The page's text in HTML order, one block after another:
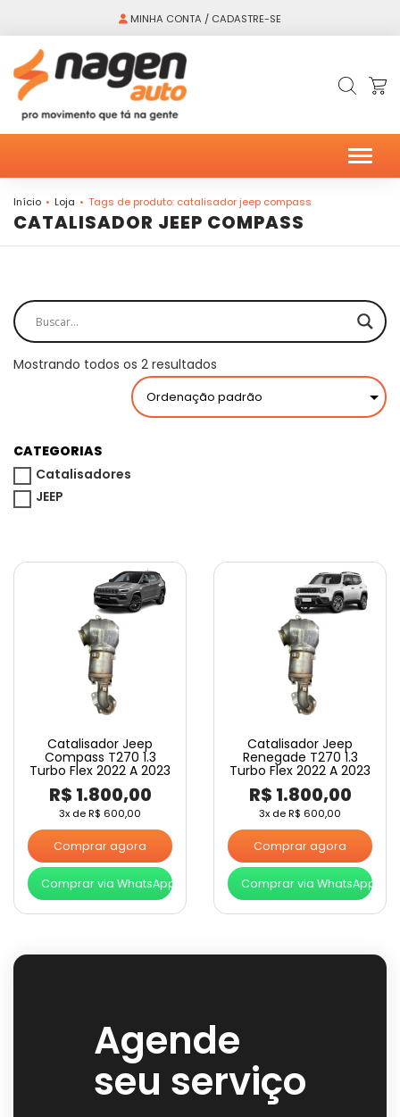
MINHA CONTA / CADASTRE-SE
Início Loja Tags de produto: catalisador jeep compass
CATALISADOR JEEP COMPASS
Mostrando todos os 2 resultados
CATEGORIAS
Catalisadores
JEEP
Catalisador Jeep
Compass T270 1.3
Turbo Flex 2022 A 2023
R$ 1.800,00
3x deR$ 600,00
Comprar agora
Comprar via WhatsApp
Catalisador Jeep
Renegade T270 1.3
Turbo Flex 2022 A 2023
R$ 1.800,00
3x deR$ 600,00
Comprar agora
Comprar via WhatsApp
Agende
seu serviço